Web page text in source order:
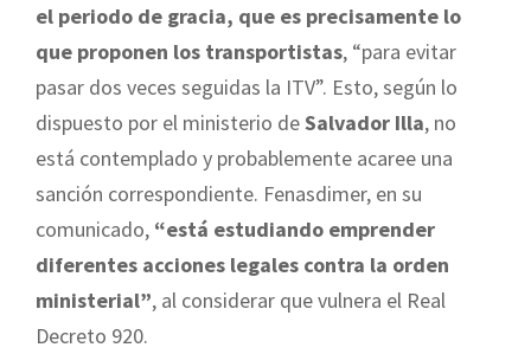
el periodo de gracia, que es precisamente lo
que proponen los transportistas, “para evitar
pasar dos veces seguidas la ITV”. Esto, según lo
dispuesto por el ministerio deSalvador Illa, no
está contemplado y probablemente acaree una
sanción correspondiente. Fenasdimer, en su
comunicado, “está estudiando emprender
diferentes acciones legales contra la orden
ministerial”, al considerar que vulnera el Real
Decreto 920.